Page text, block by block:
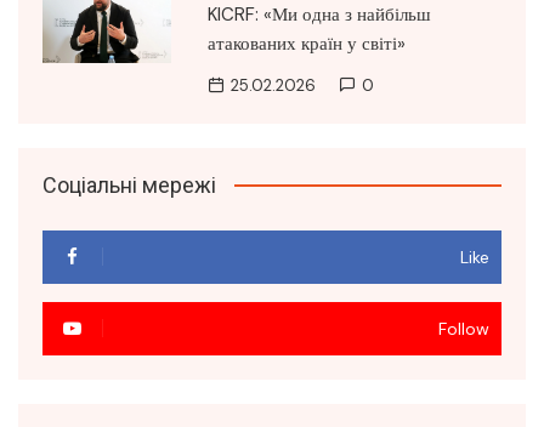
KICRF: «Ми одна з найбільш
атакованих країн у світі»
25.02.2026 0
Соціальні мережі
Like
Follow